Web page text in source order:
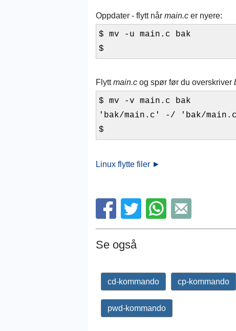
Oppdater - flytt når main.c er nyere:
$ mv -u main.c bak
$
Flyttmain.c og spør før du overskriver
$ mv -v main.c bak
'bak/main.c' -/ 'bak/
$
Linux flytte filer ►
Se også
cd-kommando cp-kommando
pwd-kommando